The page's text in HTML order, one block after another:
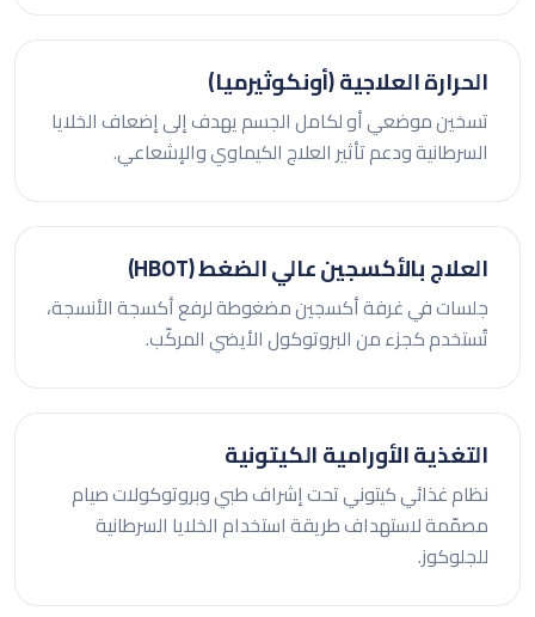
الحرارة العلاجية (أونكوثيرميا)
تسخين موضعي أو لكامل الجسم يهدف إلى إضعاف الخلايا
السرطانية ودعم تأثير العلاج الكيماوي والإشعاعي.
العلاج بالأكسجين عالي الضغط (HBOT)
جلسات في غرفة أكسجين مضغوطة لرفع أكسجة الأنسجة،
تُستخدم كجزء من البروتوكول الأيضي المركّب.
التغذية الأورامية الكيتونية
نظام غذائي كيتوني تحت إشراف طبي وبروتوكولات صيام
مصمّمة لاستهداف طريقة استخدام الخلايا السرطانية
للجلوكوز.